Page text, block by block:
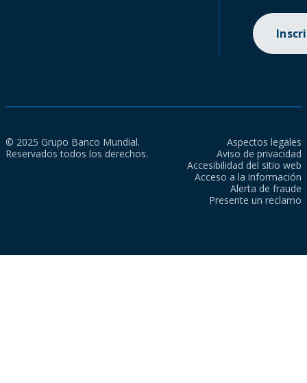
© 2025 Grupo Banco Mundial.
Reservados todos los derechos.
Aspectos legales
Aviso de privacidad
Accesibilidad del sitio web
Acceso a la información
Alerta de fraude
Presente un reclamo